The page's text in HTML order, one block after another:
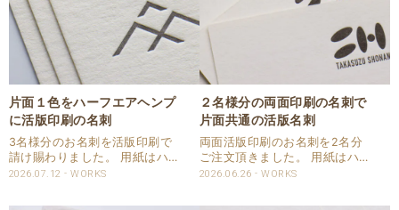
片面１色をハーフエアヘンプ
に活版印刷の名刺
3名様分のお名刺を活版印刷で
請け賜わりました。 用紙はハー
フエアヘンプを使用しました。
で再現しました。 刷色はスミで
2026.07.12 WORKS
２名様分の両面印刷の名刺で
片面共通の活版名刺
両面活版印刷のお名刺を2名分
ご注文頂きました。 用紙はハー
フエアコットンに両面1色を活
2名様ともに共通版で印刷して
2026.06.26 WORKS